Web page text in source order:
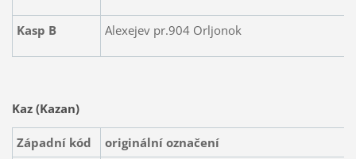
Kasp B Alexejev pr.904 Orljonok
Kaz (Kazan)
Západní kód
originální označení